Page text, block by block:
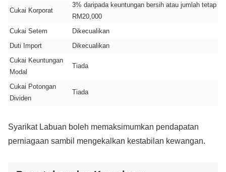
Cukai Korporat
3% daripada keuntungan bersih atau jumlah tetap
RM20,000
Cukai Setem
Dikecualikan
Duti Import
Dikecualikan
Cukai Keuntungan
Modal
Tiada
Cukai Potongan
Dividen
Tiada
Syarikat Labuan boleh memaksimumkan pendapatan
perniagaan sambil mengekalkan kestabilan kewangan.